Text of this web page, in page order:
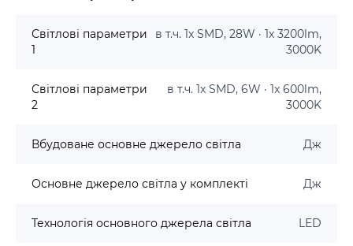
Світлові параметри
1
в т.ч. 1x SMD, 28W · 1x 3200lm,
3000K
Світлові параметри
2
в т.ч. 1x SMD, 6W · 1x 600lm,
3000K
Вбудоване основне джерело світла Дж
Основне джерело світла у комплекті Дж
Технологія основного джерела світла LED